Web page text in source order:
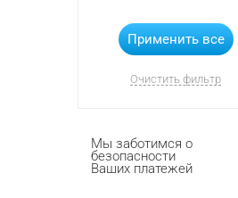
Очистить фильтр
Мы заботимся о
безопасности
Ваших платежей